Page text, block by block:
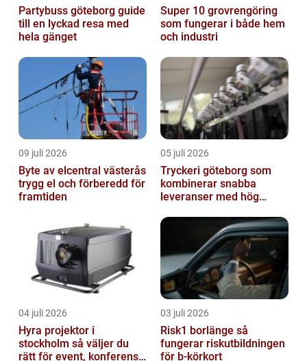
Partybuss göteborg guide
till en lyckad resa med
hela gänget
Super 10 grovrengöring
som fungerar i både hem
och industri
09 juli 2026
Byte av elcentral västerås
trygg el och förberedd för
framtiden
05 juli 2026
Tryckeri göteborg som
kombinerar snabba
leveranser med hög
04 juli 2026
Hyra projektor i
stockholm så väljer du
rätt för event, konferens
03 juli 2026
Risk1 borlänge så
fungerar riskutbildningen
för b-körkort